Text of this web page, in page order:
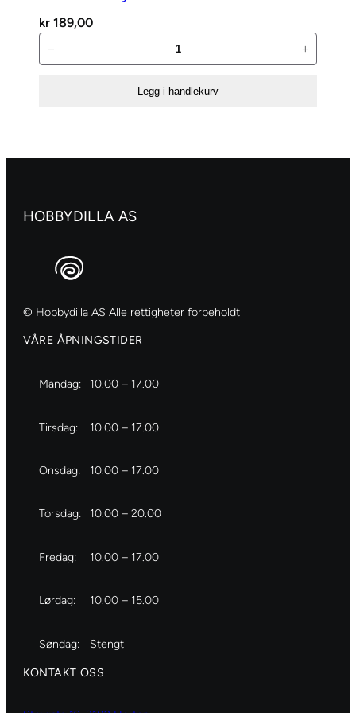
kr 189,00
Dan
antall
− +
Legg i handlekurv
HOBBYDILLA AS
© Hobbydilla AS Alle rettigheter forbeholdt
VÅRE ÅPNINGSTIDER
Mandag: 10.00 – 17.00
Tirsdag: 10.00 – 17.00
Onsdag: 10.00 – 17.00
Torsdag: 10.00 – 20.00
Fredag: 10.00 – 17.00
Lørdag: 10.00 – 15.00
Søndag: Stengt
KONTAKT OSS